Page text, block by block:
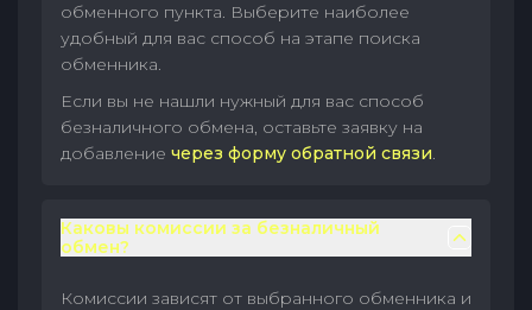
обменного пункта. Выберите наиболее
удобный для вас способ на этапе поиска
обменника.
Если вы не нашли нужный для вас способ
безналичного обмена, оставьте заявку на
добавление через форму обратной связи.
Каковы комиссии за безналичный
обмен?
Комиссии зависят от выбранного обменника и